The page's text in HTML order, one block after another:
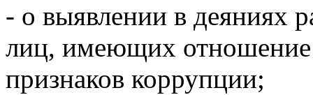
- о выявлении в деяниях
лиц, имеющих отношение
признаков коррупции;